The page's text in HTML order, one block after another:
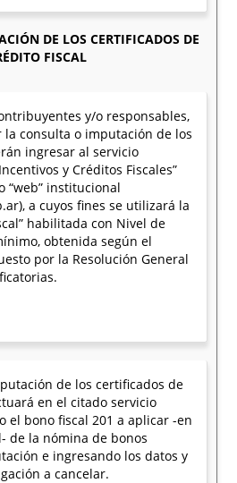
DE LOS CERTIFICADOS DE
FISCAL
y/o responsables,
la consulta o imputación de los
ingresar al servicio
y Créditos Fiscales”
“web” institucional
a cuyos fines se utilizará la
habilitada con Nivel de
obtenida según el
por la Resolución General
de los certificados de
en el citado servicio
el bono fiscal 201 a aplicar -en
de la nómina de bonos
e ingresando los datos y
a cancelar.